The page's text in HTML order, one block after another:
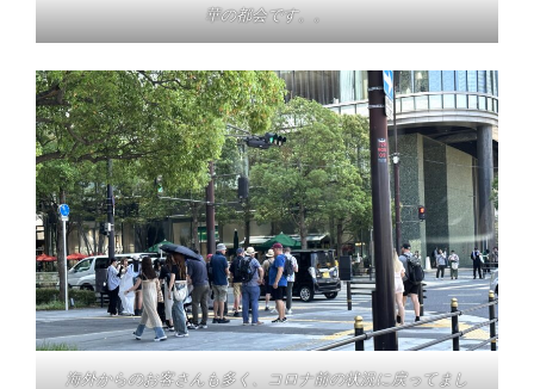
華の都会です。。
海外からのお客さんも多く、コロナ前の状況に戻ってまし